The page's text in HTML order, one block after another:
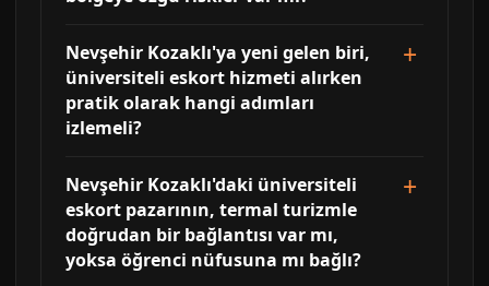
Nevşehir Kozaklı'ya yeni gelen biri,
üniversiteli eskort hizmeti alırken
pratik olarak hangi adımları
izlemeli?
Nevşehir Kozaklı'daki üniversiteli
eskort pazarının, termal turizmle
doğrudan bir bağlantısı var mı,
yoksa öğrenci nüfusuna mı bağlı?